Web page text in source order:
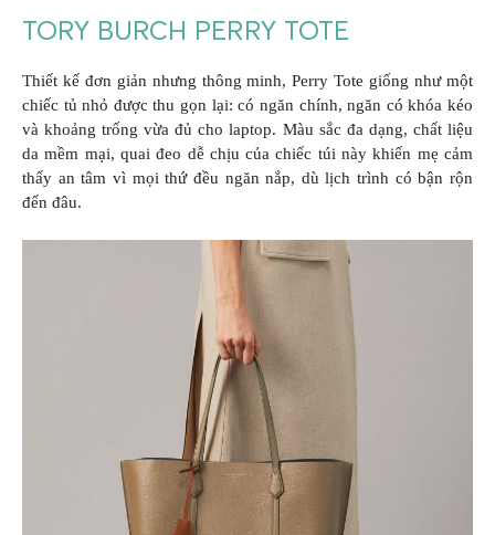
TORY BURCH PERRY TOTE
Thiết kế đơn giản nhưng thông minh, Perry Tote giống như một
chiếc tủ nhỏ được thu gọn lại: có ngăn chính, ngăn có khóa kéo
và khoảng trống vừa đủ cho laptop. Màu sắc đa dạng, chất liệu
da mềm mại, quai đeo dễ chịu của chiếc túi này khiến mẹ cảm
thấy an tâm vì mọi thứ đều ngăn nắp, dù lịch trình có bận rộn
đến đâu.